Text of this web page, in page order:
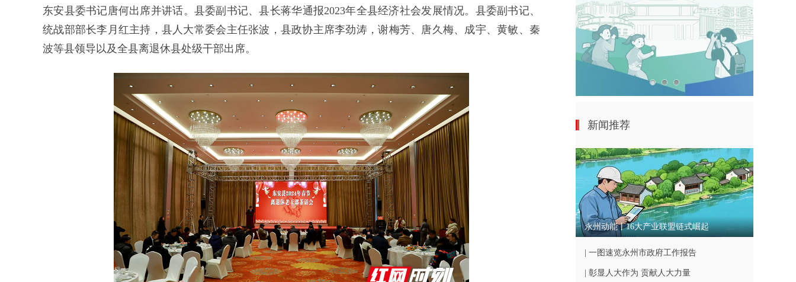
东安县委书记唐何出席并讲话。县委副书记、县长蒋华通报2023年全县经济社会发展情况。县委副书记、
统战部部长李月红主持，县人大常委会主任张波，县政协主席李劲涛，谢梅芳、唐久梅、成宇、黄敏、秦
波等县领导以及全县离退休县处级干部出席。
新闻推荐
永州动能丨16大产业联盟链式崛起
| 一图速览永州市政府工作报告
| 彰显人大作为 贡献人大力量